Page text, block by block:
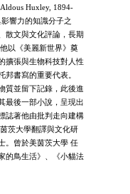
Huxley, 1894-
響力的知識分子之
散文與文化評論，長期
以《美麗新世界》奠
擴張與生物科技對人性
邦書寫的重要代表。
質並留下記錄，此後進
最後一部小說，呈現出
誌著他由批判走向建構
茨大學翻譯與文化研
。曾於美茵茨大學 任
的鳥生活》、《小貓法